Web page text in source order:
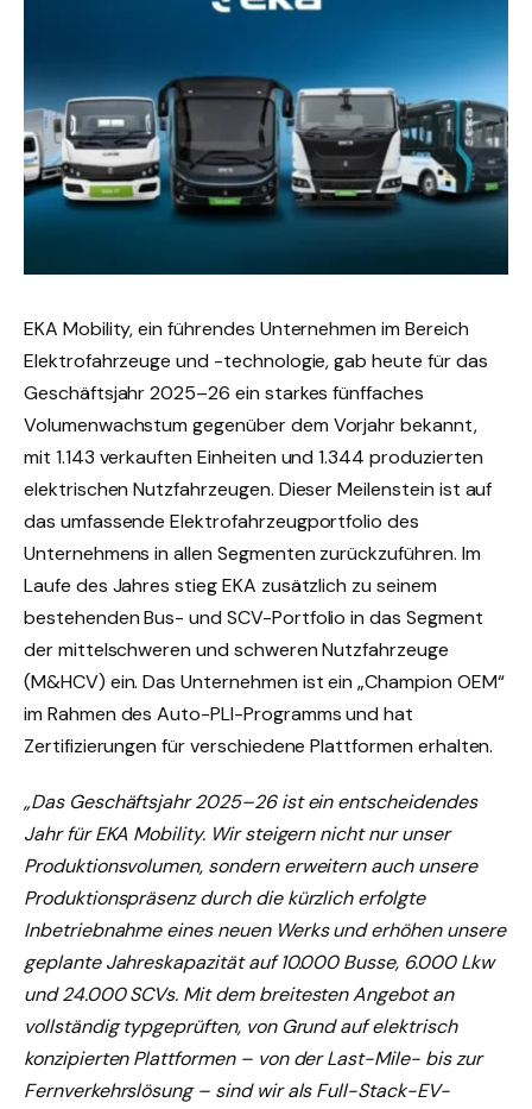
EKA Mobility, ein führendes Unternehmen im Bereich
Elektrofahrzeuge und -technologie, gab heute für das
Geschäftsjahr 2025–26 ein starkes fünffaches
Volumenwachstum gegenüber dem Vorjahr bekannt,
mit 1.143 verkauften Einheiten und 1.344 produzierten
elektrischen Nutzfahrzeugen. Dieser Meilenstein ist auf
das umfassende Elektrofahrzeugportfolio des
Unternehmens in allen Segmenten zurückzuführen. Im
Laufe des Jahres stieg EKA zusätzlich zu seinem
bestehenden Bus- und SCV-Portfolio in das Segment
der mittelschweren und schweren Nutzfahrzeuge
(M&HCV) ein. Das Unternehmen ist ein „Champion OEM“
im Rahmen des Auto-PLI-Programms und hat
Zertifizierungen für verschiedene Plattformen erhalten.
„Das Geschäftsjahr 2025–26 ist ein entscheidendes
Jahr für EKA Mobility. Wir steigern nicht nur unser
Produktionsvolumen, sondern erweitern auch unsere
Produktionspräsenz durch die kürzlich erfolgte
Inbetriebnahme eines neuen Werks und erhöhen unsere
geplante Jahreskapazität auf 10.000 Busse, 6.000 Lkw
und 24.000 SCVs. Mit dem breitesten Angebot an
vollständig typgeprüften, von Grund auf elektrisch
konzipierten Plattformen – von der Last-Mile- bis zur
Fernverkehrslösung – sind wir als Full-Stack-EV-